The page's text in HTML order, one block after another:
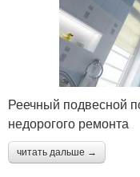
Реечный подвесной
недорогого ремонта
читать дальше →